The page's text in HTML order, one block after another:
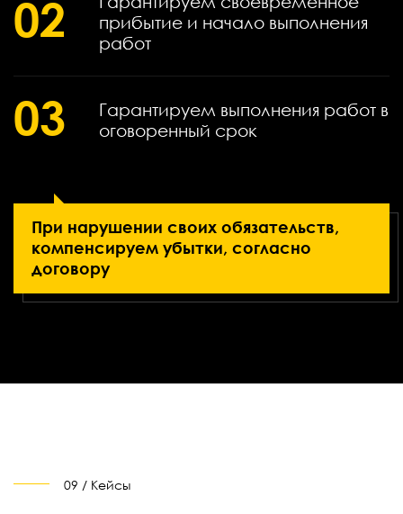
02
прибытие и начало выполнения
работ
03
Гарантируем выполнения работ в
оговоренный срок
При нарушении своих обязательств,
компенсируем убытки, согласно
договору
09 / Кейсы